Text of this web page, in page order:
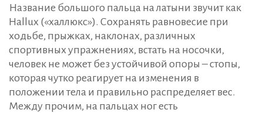
Название большого пальца на латыни звучит как
Hallux («халлюкс»). Сохранять равновесие при
ходьбе, прыжках, наклонах, различных
спортивных упражнениях, встать на носочки,
человек не может без устойчивой опоры – стопы,
которая чутко реагирует на изменения в
положении тела и правильно распределяет вес.
Между прочим, на пальцах ног есть